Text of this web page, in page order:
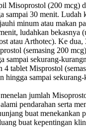
Misoprostol (200 mcg)
sampai 30 menit. Ludah
minum atau makan
ludahkan bekasnya
atau Arthotec). Ke dua,
(semasing 200
sampai sekurang-
4 tablet Misprostol
hingga sampai
jumlah
pendarahan serta
buat menekankan
buat kepentingan